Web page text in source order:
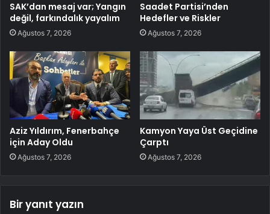
SAK’dan mesaj var; Yangın
değil, farkındalık yayalım
Ağustos 7, 2026
Saadet Partisi’nden
Hedefler ve Riskler
Ağustos 7, 2026
Aziz Yıldırım, Fenerbahçe
için Aday Oldu
Ağustos 7, 2026
Kamyon Yaya Üst Geçidine
Çarptı
Ağustos 7, 2026
Bir yanıt yazın